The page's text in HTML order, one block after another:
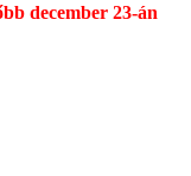
december 23-án